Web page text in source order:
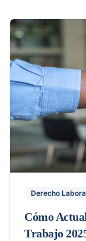
Derecho
Cómo
Trabajo